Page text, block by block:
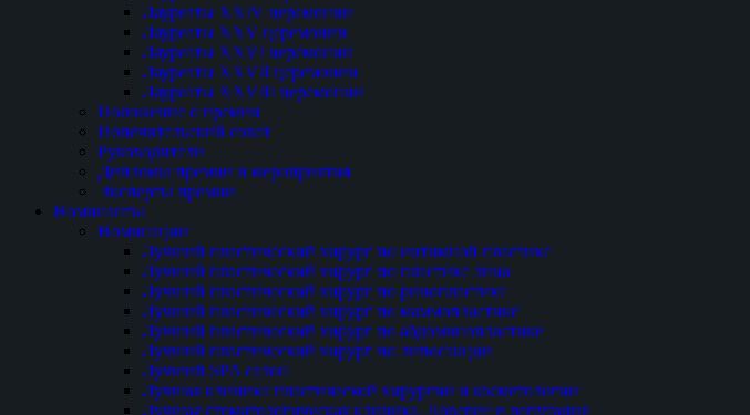
Лауреаты XXIV церемонии
Лауреаты XXV церемонии
Лауреаты XXVI церемонии
Лауреаты XXVII церемонии
Лауреаты XXVIII церемонии
Положение о премии
Попечительский совет
Руководители
Дипломы премии и мероприятия
Эксперты премии
Номинанты
Номинации
Лучший пластический хирург по интимной пластике
Лучший пластический хирург по пластике лица
Лучший пластический хирург по ринопластике
Лучший пластический хирург по маммопластике
Лучший пластический хирург по абдоминопластике
Лучший пластический хирург по липосакции
Лучший SPA салон
Лучшая клиника пластической хирургии и косметологии
Лучшая стоматологическая клиника. Доверие и репутация